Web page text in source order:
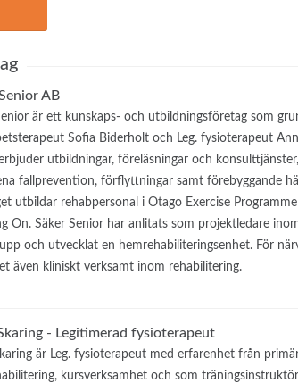
AB
är ett kunskaps- och utbildningsföretag som
Sofia Biderholt och Leg. fysioterapeut
utbildningar, föreläsningar och
fallprevention, förflyttningar samt förebyggande
utbildar rehabpersonal i Otago Exercise
On. Säker Senior har anlitats som projektledare
och utvecklat en hemrehabiliteringsenhet. För
även kliniskt verksamt inom rehabilitering.
- Legitimerad fysioterapeut
är Leg. fysioterapeut med erfarenhet från
kursverksamhet och som